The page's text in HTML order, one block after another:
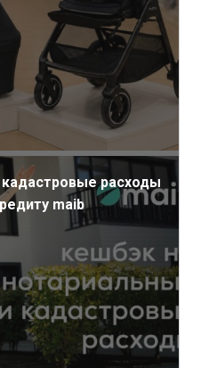
расходы
maib